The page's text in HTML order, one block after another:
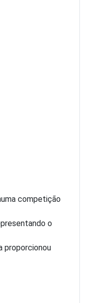
competição
o
proporcionou